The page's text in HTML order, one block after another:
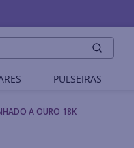
PULSEIRAS
A OURO 18K